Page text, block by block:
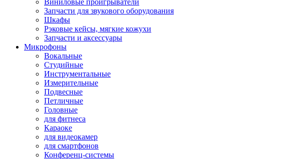
Виниловые проигрыватели
Запчасти для звукового оборудования
Шкафы
Рэковые кейсы, мягкие кожухи
Запчасти и аксессуары
Микрофоны
Вокальные
Студийные
Инструментальные
Измерительные
Подвесные
Петличные
Головные
для фитнеса
Караоке
для видеокамер
для смартфонов
Конференц-системы